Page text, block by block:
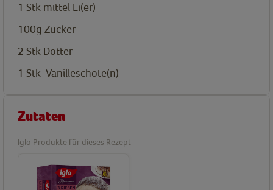
1 Stk mittel Ei(er)
100g Zucker
2 Stk Dotter
1 Stk Vanilleschote(n)
Zutaten
Iglo Produkte für dieses Rezept